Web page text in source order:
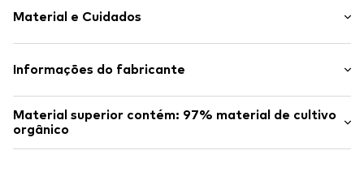
Bainha/borda cosida
Tecido resistente
Artigo n º. NAI9vdc002000001
Ajuste: Folgado
Material e Cuidados
Material: 97% Algodão (de cultivo biológico), 3% Elastano
Informações do fabricante
Modering 1
22457 Hamburg
DE
Material superior contém: 97% material de cultivo
orgânico